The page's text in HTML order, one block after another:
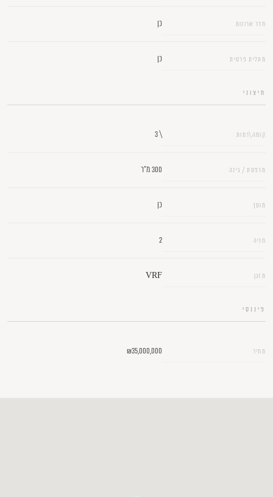
חדר ארונות כן
מעלית פרטית כן
חיצוני
קומה\רמות \ 3
מרפסת / גינה 300 מ"ר
מוסך כן
חניה 2
מזגן VRF
פיננסי
מחיר ₪35,000,000